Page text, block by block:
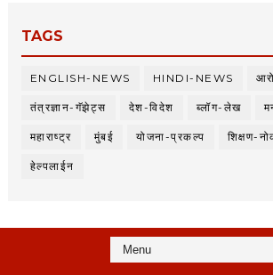
TAGS
ENGLISH-NEWS HINDI-NEWS
तंत्रज्ञान-गॅझेट्स देश-विदेश ब्लॉग-लेख
महाराष्ट्र मुंबई योजना-प्रकल्प शिक्षण-
हेल्पलाईन